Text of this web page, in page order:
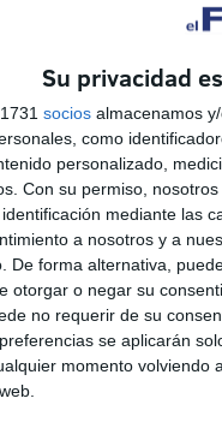
Su privacidad
socios almacenamos
como
personalizado,
Con su permiso,
mediante las
a nosotros y a
De forma alternativa,
otorgar o negar su
no requerir de su
se aplicarán
momento volviendo
y
, para no
de no cumplir con
con la
de presión e
que se valore elmotivo
algunos mandos
no sea estrictamente su